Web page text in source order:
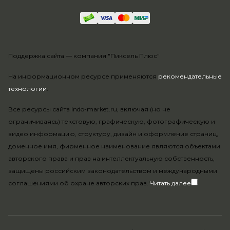
На информационном ресурсе применяются рекомендательные
технологии.
Все ресурсы сайта indo-market.ru, включая (но не
ограничиваясь) текстовую, графическую, фотографическую и
видео информацию, структуру, дизайн и оформление страниц,
доменное имя, фирменное наименование являются объектами
авторского права и прав на интеллектуальную собственность,
защищены российским законодательством и международными
соглашениями об охране авторских прав. Читать далее
Поддержка сайта — компания "Пиксель Плюс"